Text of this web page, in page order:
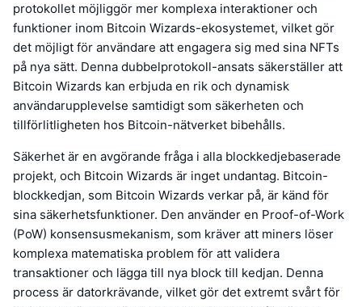
protokollet möjliggör mer komplexa interaktioner och
funktioner inom Bitcoin Wizards-ekosystemet, vilket gör
det möjligt för användare att engagera sig med sina NFTs
på nya sätt. Denna dubbelprotokoll-ansats säkerställer att
Bitcoin Wizards kan erbjuda en rik och dynamisk
användarupplevelse samtidigt som säkerheten och
tillförlitligheten hos Bitcoin-nätverket bibehålls.
Säkerhet är en avgörande fråga i alla blockkedjebaserade
projekt, och Bitcoin Wizards är inget undantag. Bitcoin-
blockkedjan, som Bitcoin Wizards verkar på, är känd för
sina säkerhetsfunktioner. Den använder en Proof-of-Work
(PoW) konsensusmekanism, som kräver att miners löser
komplexa matematiska problem för att validera
transaktioner och lägga till nya block till kedjan. Denna
process är datorkrävande, vilket gör det extremt svårt för